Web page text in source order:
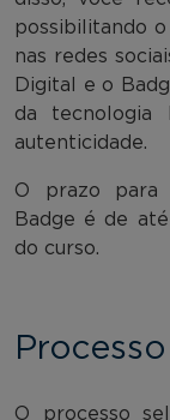
possibilitando
nas redes
Digital e o
da tecnologia
autenticidade.
O prazo para
Badge é de
do curso.
O processo